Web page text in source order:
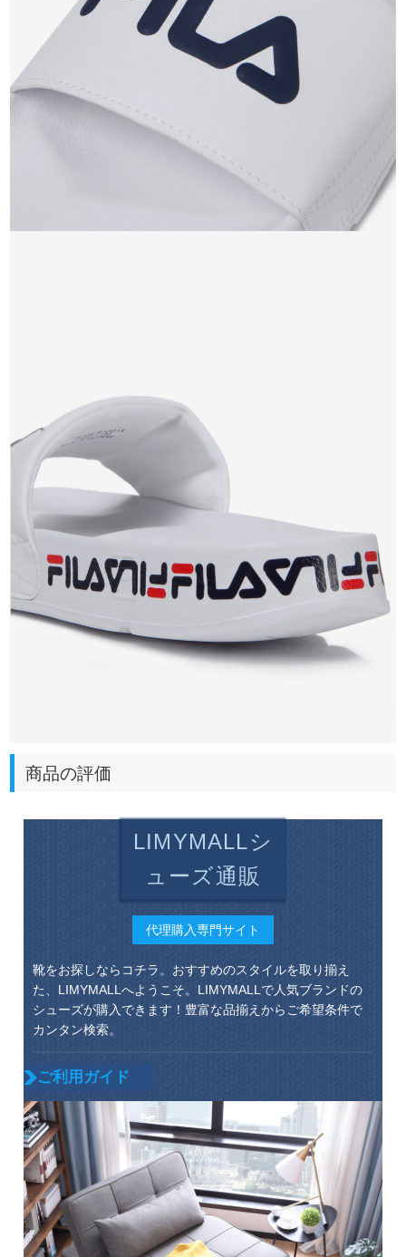
商品の評価
LIMYMALLシ
ューズ通販
代理購入専門サイト
靴をお探しならコチラ。おすすめのスタイルを取り揃え
た、LIMYMALLへようこそ。LIMYMALLで人気ブランドの
シューズが購入できます！豊富な品揃えからご希望条件で
カンタン検索。
ご利用ガイド